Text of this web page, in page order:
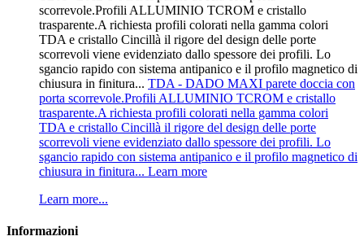
scorrevole.Profili ALLUMINIO TCROM e cristallo
trasparente.A richiesta profili colorati nella gamma colori
TDA e cristallo Cincillà il rigore del design delle porte
scorrevoli viene evidenziato dallo spessore dei profili. Lo
sgancio rapido con sistema antipanico e il profilo magnetico di
chiusura in finitura... TDA - DADO MAXI parete doccia con
porta scorrevole.Profili ALLUMINIO TCROM e cristallo
trasparente.A richiesta profili colorati nella gamma colori
TDA e cristallo Cincillà il rigore del design delle porte
scorrevoli viene evidenziato dallo spessore dei profili. Lo
sgancio rapido con sistema antipanico e il profilo magnetico di
chiusura in finitura... Learn more
Learn more...
Informazioni